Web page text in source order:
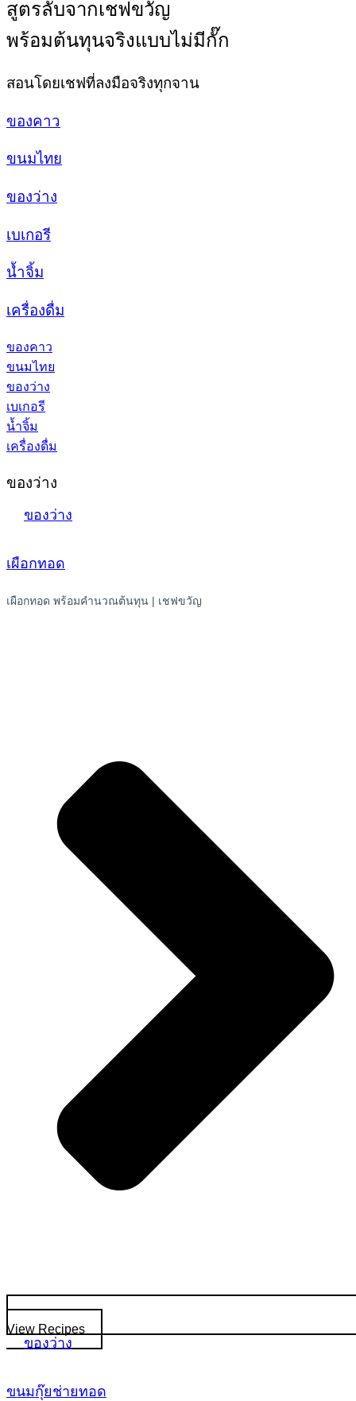
สูตรลับจากเชฟขวัญ
พร้อมต้นทุนจริงแบบไม่มีกั๊ก
สอนโดยเชฟที่ลงมือจริงทุกจาน
ของคาว
ขนมไทย
ของว่าง
เบเกอรี
น้ำจิ้ม
เครื่องดื่ม
ของคาว
ขนมไทย
ของว่าง
เบเกอรี
น้ำจิ้ม
เครื่องดื่ม
ของว่าง
ของว่าง
เผือกทอด
เผือกทอด พร้อมคำนวณต้นทุน | เชฟขวัญ
View Recipes
ของว่าง
ขนมกุ๊ยช่ายทอด